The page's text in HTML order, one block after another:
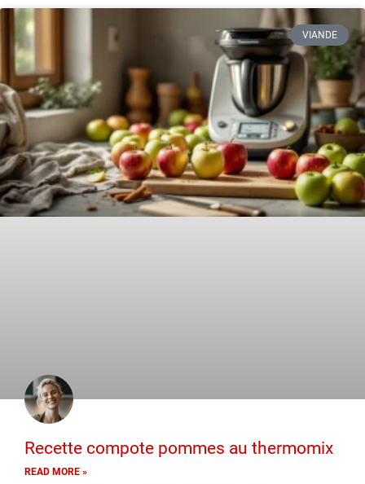
VIANDE
Recette compote pommes au thermomix
READ MORE »